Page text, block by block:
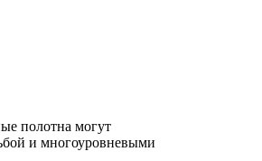
полотна могут
и многоуровневыми